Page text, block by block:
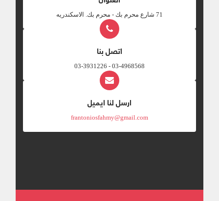
‎71 شارع محرم بك - محرم بك. الاسكندريه
اتصل بنا
03-4968568 - 03-3931226
ارسل لنا ايميل
frantoniosfahmy@gmail.com